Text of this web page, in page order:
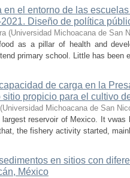
el entorno de las
Diseño de política
(Universidad Michoacana de San
as a pillar of health and
primary school. Little has been
de carga en la
sitio propicio para el cultivo
(Universidad Michoacana de San
largest reservoir of Mexico. It
the fishery activity started,
en sitios con
México